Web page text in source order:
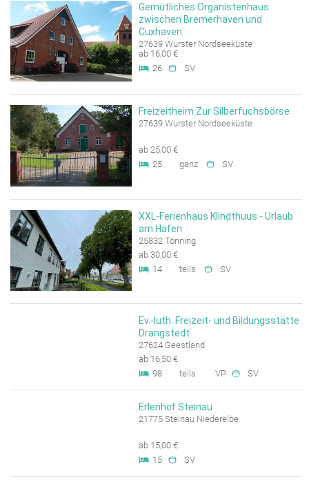
Gemütliches Organistenhaus
zwischen Bremerhaven und
Cuxhaven
27639 Wurster Nordseeküste
ab 16,00 €
26
SV
Freizeitheim Zur Silberfuchsbörse
27639 Wurster Nordseeküste
ab 25,00 €
25
ganz SV
XXL-Ferienhaus Klindthuus - Urlaub
am Hafen
25832 Tönning
ab 30,00 €
14
teils SV
Ev.-luth. Freizeit- und Bildungsstätte
Drangstedt
27624 Geestland
ab 16,50 €
98
teils VP SV
Erlenhof Steinau
21775 Steinau Niederelbe
ab 15,00 €
15
SV